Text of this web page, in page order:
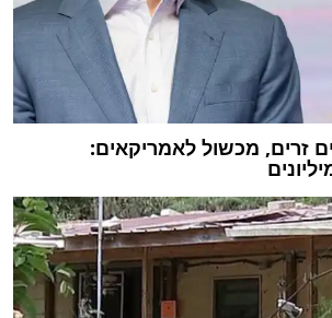
זרים, מכשול לאמריקאים: